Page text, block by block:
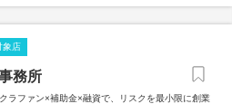
象店
務所
ラファン×補助金×融資で、リスクを最小限に創業